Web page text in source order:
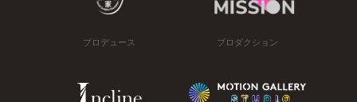
プロデュース プロダクション